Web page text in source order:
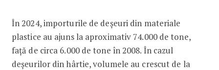
În 2024, importurile de deșeuri din materiale
plastice au ajuns la aproximativ 74.000 de tone,
față de circa 6.000 de tone în 2008. În cazul
deșeurilor din hârtie, volumele au crescut de la